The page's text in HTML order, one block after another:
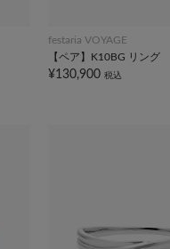
festaria VOYAGE
【ペア】K10BG リング
¥130,900 税込